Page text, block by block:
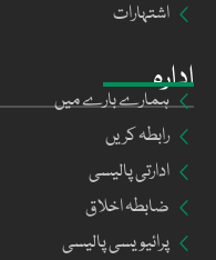
ادارہ
ہمارے بارے میں
رابطہ کریں
ادارتی پالیسی
ضابطہ اخلاق
پرائیویسی پالیسی
اشتہارات